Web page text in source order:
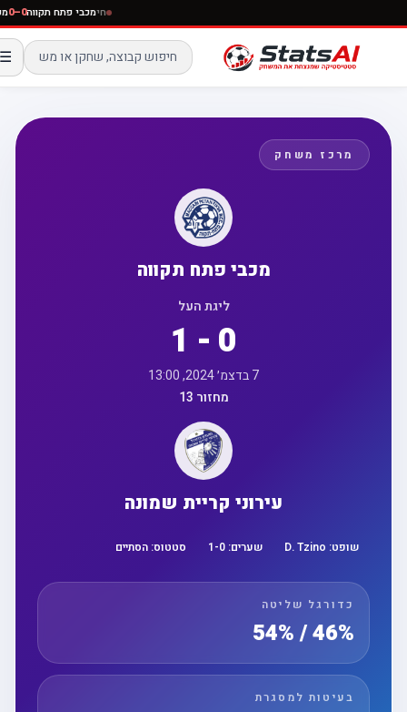
חימכבי פתח תקווה0–0
☰
מרכז משחק
מכבי פתח תקווה
ליגת העל
1 - 0
מחזור 13
עירוני קריית שמונה
שופט:D. Tzino שערים: 1 -0 סטטוס:הסתיים
כדורגל שליטה
46% / 54%
בעיטות למסגרת